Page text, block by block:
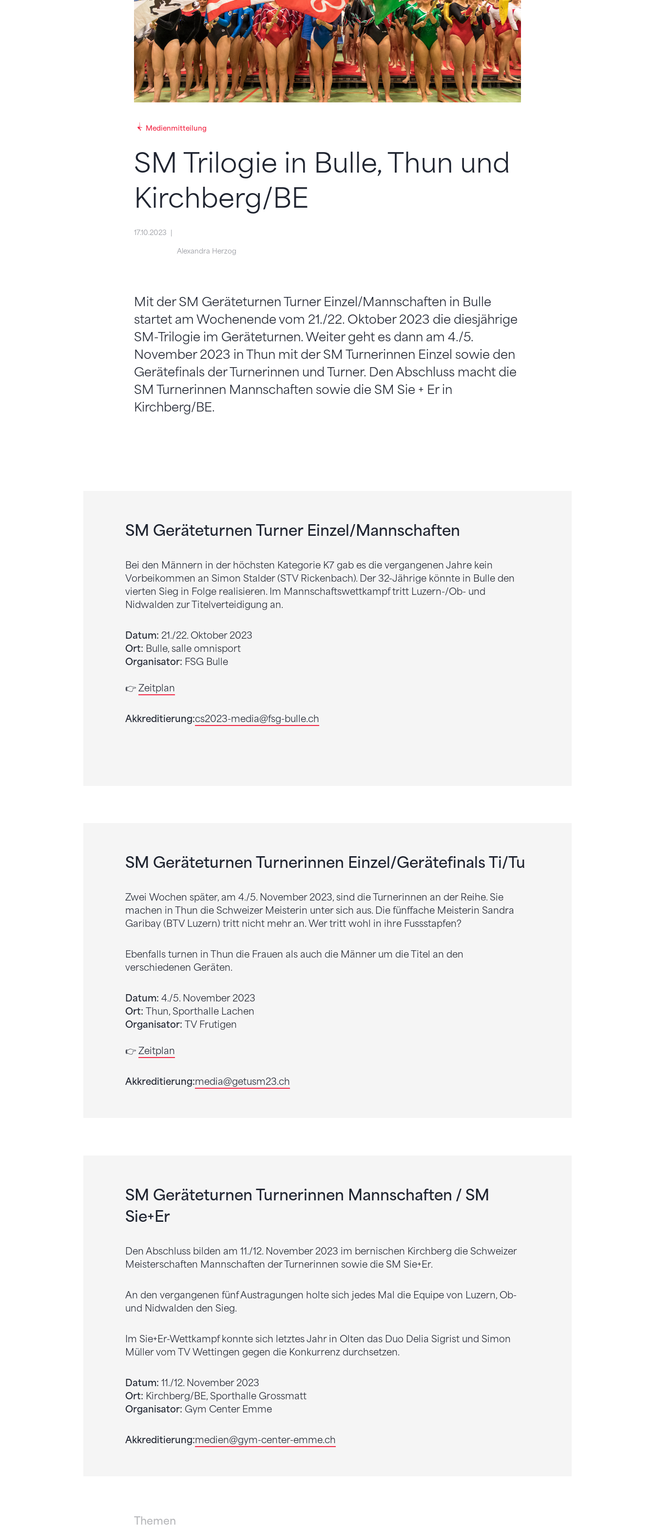
Medienmitteilung
SM Trilogie in Bulle, Thun und
Kirchberg/BE
17.10.2023
Alexandra Herzog
Mit der SM Geräteturnen Turner Einzel/Mannschaften in Bulle
startet am Wochenende vom 21./22. Oktober 2023 die diesjährige
SM-Trilogie im Geräteturnen. Weiter geht es dann am 4./5.
November 2023 in Thun mit der SM Turnerinnen Einzel sowie den
Gerätefinals der Turnerinnen und Turner. Den Abschluss macht die
SM Turnerinnen Mannschaften sowie die SM Sie + Er in
Kirchberg/BE.
SM Geräteturnen Turner Einzel/Mannschaften
Bei den Männern in der höchsten Kategorie K7 gab es die vergangenen Jahre kein
Vorbeikommen an Simon Stalder (STV Rickenbach). Der 32-Jährige könnte in Bulle den
vierten Sieg in Folge realisieren. Im Mannschaftswettkampf tritt Luzern-/Ob- und
Nidwalden zur Titelverteidigung an.
Datum: 21./22. Oktober 2023
Ort: Bulle, salle omnisport
Organisator: FSG Bulle
👉Zeitplan
Akkreditierung:cs2023-media@fsg-bulle.ch
SM Geräteturnen Turnerinnen Einzel/Gerätefinals Ti/Tu
Zwei Wochen später, am 4./5. November 2023, sind die Turnerinnen an der Reihe. Sie
machen in Thun die Schweizer Meisterin unter sich aus. Die fünffache Meisterin Sandra
Garibay (BTV Luzern) tritt nicht mehr an. Wer tritt wohl in ihre Fussstapfen?
Ebenfalls turnen in Thun die Frauen als auch die Männer um die Titel an den
verschiedenen Geräten.
Datum: 4./5. November 2023
Ort:Thun, Sporthalle Lachen
Organisator:TV Frutigen
👉Zeitplan
Akkreditierung:media@getusm23.ch
SM Geräteturnen Turnerinnen Mannschaften / SM
Sie+Er
Den Abschluss bilden am 11./12. November 2023 im bernischen Kirchberg die Schweizer
Meisterschaften Mannschaften der Turnerinnen sowie die SM Sie+Er.
An den vergangenen fünf Austragungen holte sich jedes Mal die Equipe von Luzern, Ob-
und Nidwalden den Sieg.
Im Sie+Er-Wettkampf konnte sich letztes Jahr in Olten das Duo Delia Sigrist und Simon
Müller vom TV Wettingen gegen die Konkurrenz durchsetzen.
Datum: 11./12. November 2023
Ort: Kirchberg/BE, Sporthalle Grossmatt
Organisator: Gym Center Emme
Akkreditierung:medien@gym-center-emme.ch
Themen